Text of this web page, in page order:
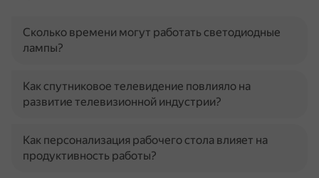
Сколько времени могут работать светодиодные
лампы?
Как спутниковое телевидение повлияло на
развитие телевизионной индустрии?
Как персонализация рабочего стола влияет на
продуктивность работы?